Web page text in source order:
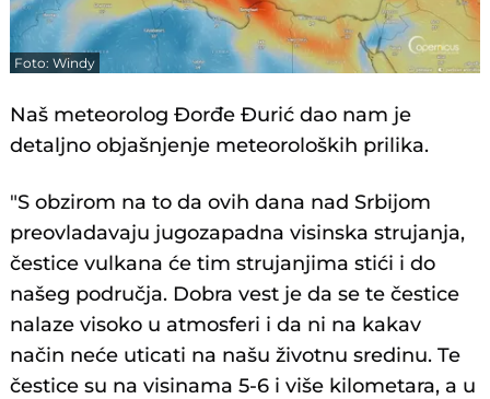
Foto: Windy
Naš meteorolog Đorđe Đurić dao nam je
detaljno objašnjenje meteoroloških prilika.
"S obzirom na to da ovih dana nad Srbijom
preovladavaju jugozapadna visinska strujanja,
čestice vulkana će tim strujanjima stići i do
našeg područja. Dobra vest je da se te čestice
nalaze visoko u atmosferi i da ni na kakav
način neće uticati na našu životnu sredinu. Te
čestice su na visinama 5-6 i više kilometara, a u